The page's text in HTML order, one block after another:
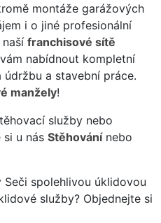
montáže garážových
i o jiné profesionální
franchisové sítě
nabídnout kompletní
údržbu a stavební práce.
manžely!
služby nebo
u nás Stěhovánínebo
spolehlivou úklidovou
služby? Objednejte si